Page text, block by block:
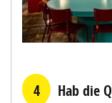
4 Hab die